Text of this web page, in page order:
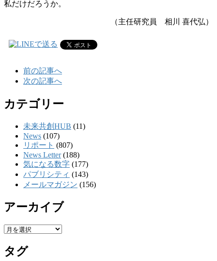
私だけだろうか。
（主任研究員 相川 喜代弘）
前の記事へ
次の記事へ
カテゴリー
未来共創HUB (11)
News (107)
リポート (807)
News Letter(188)
気になる数字 (177)
パブリシティ (143)
メールマガジン (156)
アーカイブ
ア
カ
タグ